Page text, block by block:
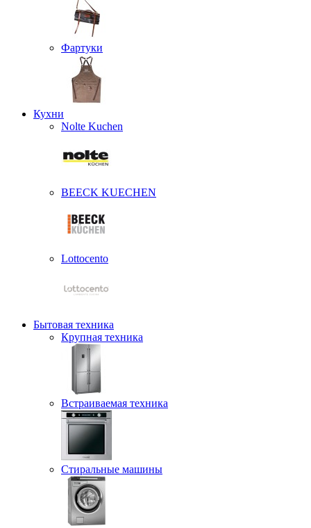
Фартуки
Кухни
Nolte Kuchen
BEECK KUECHEN
Lottocento
Бытовая техника
Крупная техника
Встраиваемая техника
Стиральные машины